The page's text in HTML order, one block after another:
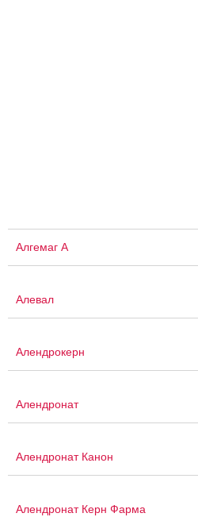
Алгемаг А
Алевал
Алендрокерн
Алендронат
Алендронат Канон
Алендронат Керн Фарма